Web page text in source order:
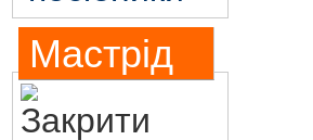
Мастрід